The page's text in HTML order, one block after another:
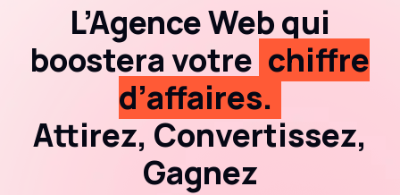
L’Agence Web qui
boostera votre chiffre
d’affaires.
Attirez, Convertissez,
Gagnez